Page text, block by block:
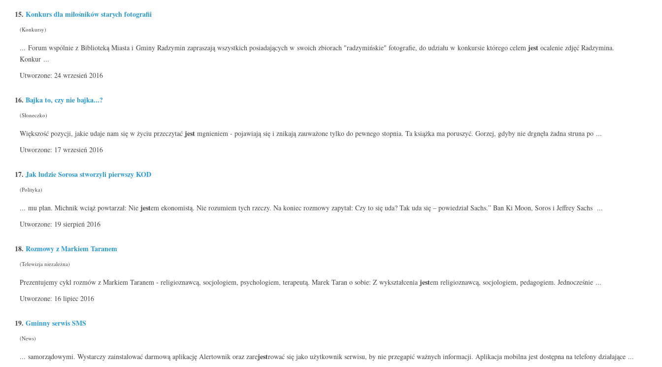
15. Konkurs dla miłośników starych fotografii
(Konkursy)
... Forum wspólnie z Biblioteką Miasta i Gminy Radzymin zapraszają wszystkich posiadających w swoich zbiorach "radzymińskie" fotografie, do udziału w konkursie którego celem jest ocalenie zdjęć Radzymina.
Konkur ...
Utworzone: 24 wrzesień 2016
16. Bajka to, czy nie bajka...?
(Słoneczko)
Większość pozycji, jakie udaje nam się w życiu przeczytać jest mgnieniem - pojawiają się i znikają zauważone tylko do pewnego stopnia. Ta książka ma poruszyć. Gorzej, gdyby nie drgnęła żadna struna po ...
Utworzone: 17 wrzesień 2016
17. Jak ludzie Sorosa stworzyli pierwszy KOD
(Polityka)
... mu plan. Michnik wciąż powtarzał: Nie jestem ekonomistą. Nie rozumiem tych rzeczy. Na koniec rozmowy zapytał: Czy to się uda? Tak uda się – powiedział Sachs.” Ban Ki Moon, Soros i Jeffrey Sachs ...
Utworzone: 19 sierpień 2016
18. Rozmowy z Markiem Taranem
(Telewizja niezależna)
Prezentujemy cykl rozmów z Markiem Taranem - religioznawcą, socjologiem, psychologiem, terapeutą. Marek Taran o sobie: Z wykształcenia jestem religioznawcą, socjologiem, pedagogiem. Jednocześnie ...
Utworzone: 16 lipiec 2016
19. Gminny serwis SMS
(News)
... samorządowymi. Wystarczy zainstalować darmową aplikację Alertownik oraz zarejestrować się jako użytkownik serwisu, by nie przegapić ważnych informacji. Aplikacja mobilna jest dostępna na telefony działające ...